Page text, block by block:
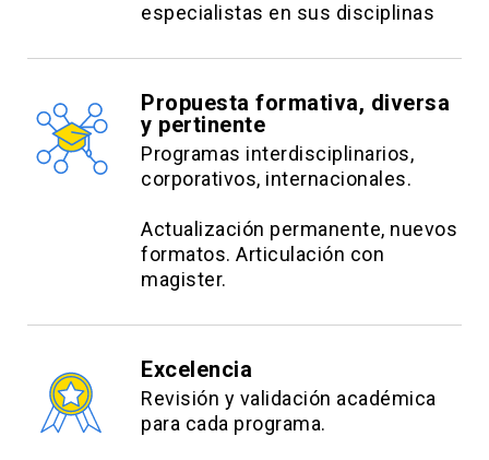
especialistas en sus disciplinas
Propuesta formativa, diversa
y pertinente
Programas interdisciplinarios,
corporativos, internacionales.
Actualización permanente, nuevos
formatos. Articulación con
magister.
Excelencia
Revisión y validación académica
para cada programa.